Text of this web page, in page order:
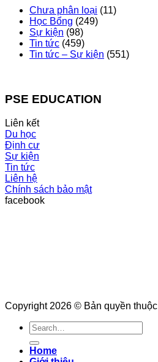
Chưa phân loại (11)
Học Bổng (249)
Sự kiện (98)
Tin tức (459)
Tin tức – Sự kiện (551)
PSE EDUCATION
Liên kết
Du học
Định cư
Sự kiện
Tin tức
Liên hệ
Chính sách bảo mật
facebook
Copyright 2026 © Bản quyền thuộc
Home